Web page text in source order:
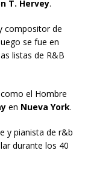
T. Hervey.
compositor de
se fue en
listas de R&B
el Hombre
en Nueva York.
y pianista de r&b
durante los 40